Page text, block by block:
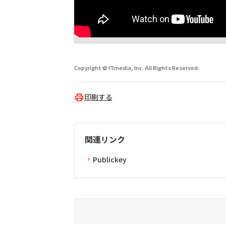
Copyright © ITmedia, Inc. All Rights Reserved.
印刷する
関連リンク
Publickey